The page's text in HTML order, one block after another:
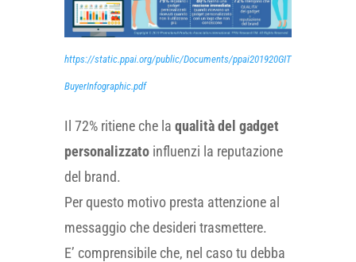
https://static.ppai.org/public/Documents/ppai201920GIT
BuyerInfographic.pdf
Il 72% ritiene che la qualità del gadget
personalizzatoinfluenzi la reputazione
del brand.
Per questo motivo presta attenzione al
messaggio che desideri trasmettere.
E’ comprensibile che, nel caso tu debba